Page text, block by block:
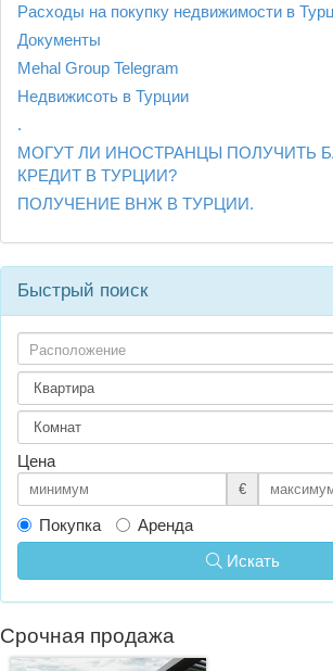
Расходы на покупку недвижимости в
Документы
Mehal Group Telegram
Недвижисоть в Турции
.
МОГУТ ЛИ ИНОСТРАНЦЫ ПОЛУЧИТЬ
КРЕДИТ В ТУРЦИИ?
ПОЛУЧЕНИЕ ВНЖ В ТУРЦИИ.
Быстрый поиск
Расположение
Цена
€
Покупка
Аренда
Искать
Срочная продажа